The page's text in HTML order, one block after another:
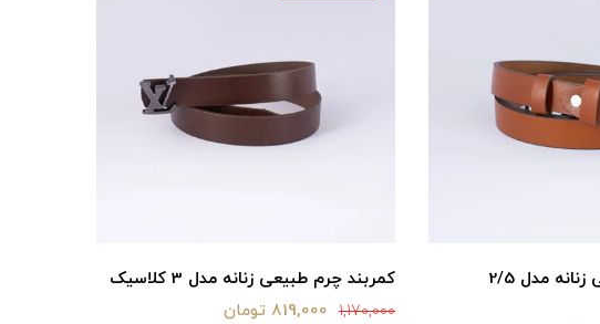
کمربند چرم طبیعی زنانه مدل 2/5
کمربند چرم طبیعی زنانه مدل 3 کلاسیک
1,170,000 819,000 تومان